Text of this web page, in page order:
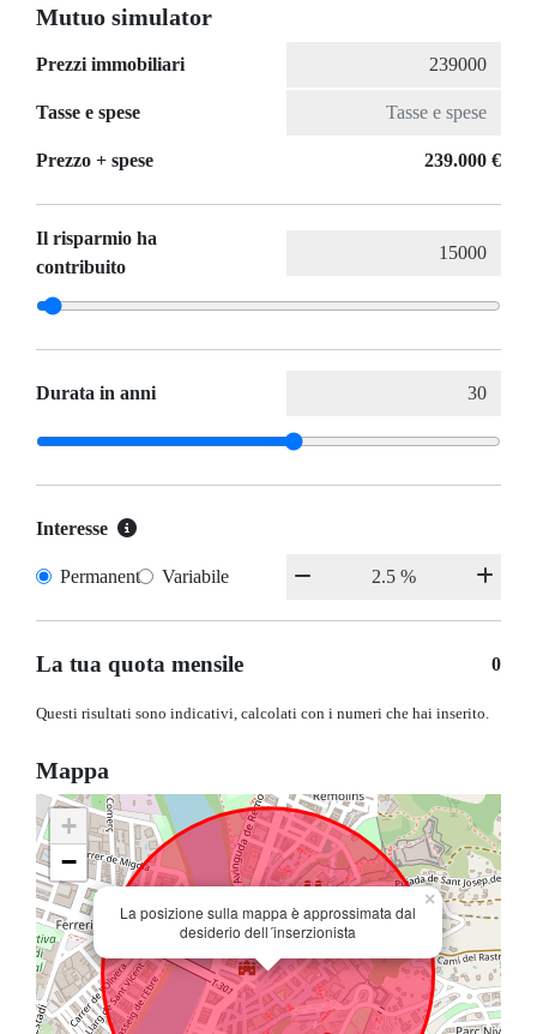
Mutuo simulator
Prezzi immobiliari
Tasse e spese
Prezzo + spese 239.000 €
Il risparmio ha
contribuito
Durata in anni
Interesse
Permanente Variabile
La tua quota mensile 0
Questi risultati sono indicativi, calcolati con i numeri che hai inserito.
Mappa
La posizione sulla mappa è approssimata dal
desiderio dell´inserzionista
×
+
−